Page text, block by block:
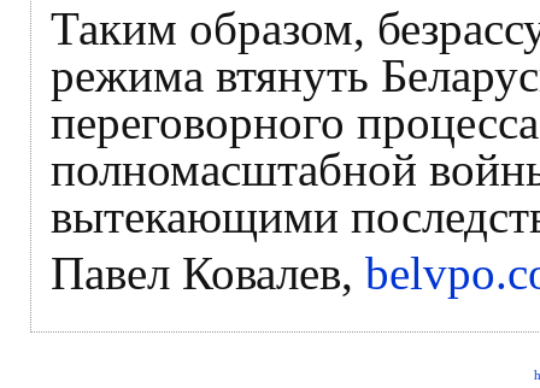
Таким образом,
режима втянуть
переговорного
полномасштабной
вытекающими
Павел Ковалев,